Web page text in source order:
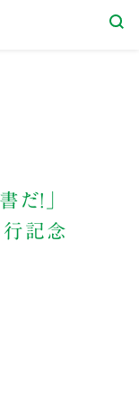
！」
行記念